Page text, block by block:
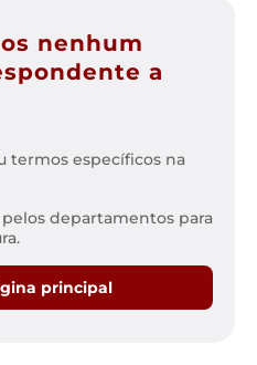
nenhum
a
termos específicos na
departamentos para
principal